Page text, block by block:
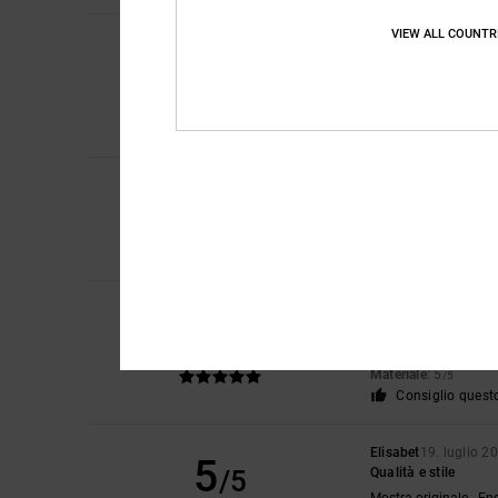
David23. luglio
Consiglio
Materiale: 5/5
Consiglio
5/5
Elisabet19. luglio
Qualità e stile
VIEW ALL